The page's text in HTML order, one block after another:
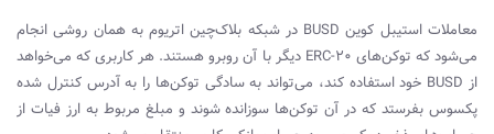
معاملات استیبل کوین BUSD در شبکه بلاک‌چین اتریوم به همان روشی انجام
می‌شود که توکن‌های ERC-20 دیگر با آن روبرو هستند. هر کاربری که می‌خواهد
از BUSD خود استفاده کند، می‌تواند به سادگی توکن‌ها را به آدرس کنترل شده
پکسوس بفرستد که در آن توکن‌ها سوزانده شوند و مبلغ مربوط به ارز فیات از